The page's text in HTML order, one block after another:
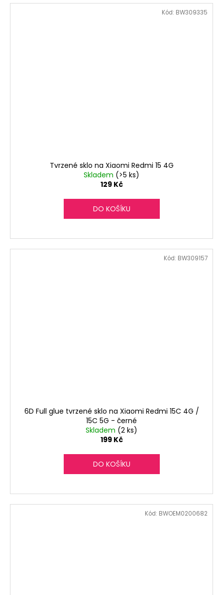
Tvrzené sklo na Xiaomi Redmi 15 4G
Skladem (>5 ks)
129 Kč
DO KOŠÍKU
Kód: BW309335
6D Full glue tvrzené sklo na Xiaomi Redmi 15C 4G /
15C 5G - černé
Skladem (2 ks)
199 Kč
DO KOŠÍKU
Kód: BW309157
Kód: BWOEM0200682